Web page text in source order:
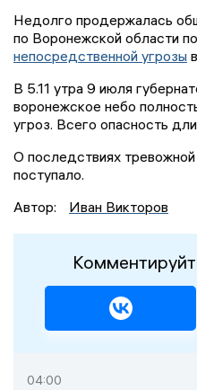
Недолго продержалась
по Воронежской области
непосредственной угрозы
В 5.11 утра 9 июля
воронежское небо
угроз. Всего опасность
О последствиях
поступало.
Автор:
Иван Викторов
04:00